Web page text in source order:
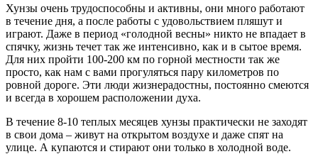
Хунзы очень трудоспособны и активны, они много работают
в течение дня, а после работы с удовольствием пляшут и
играют. Даже в период «голодной весны» никто не впадает в
спячку, жизнь течет так же интенсивно, как и в сытое время.
Для них пройти 100-200 км по горной местности так же
просто, как нам с вами прогуляться пару километров по
ровной дороге. Эти люди жизнерадостны, постоянно смеются
и всегда в хорошем расположении духа.
В течение 8-10 теплых месяцев хунзы практически не заходят
в свои дома – живут на открытом воздухе и даже спят на
улице. А купаются и стирают они только в холодной воде.